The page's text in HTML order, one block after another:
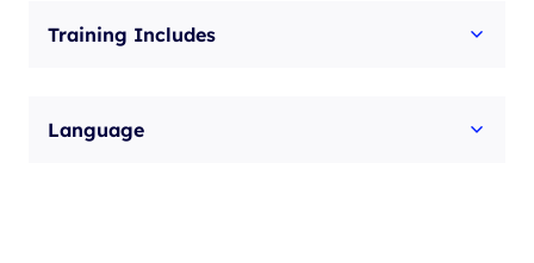
Training Includes
Language